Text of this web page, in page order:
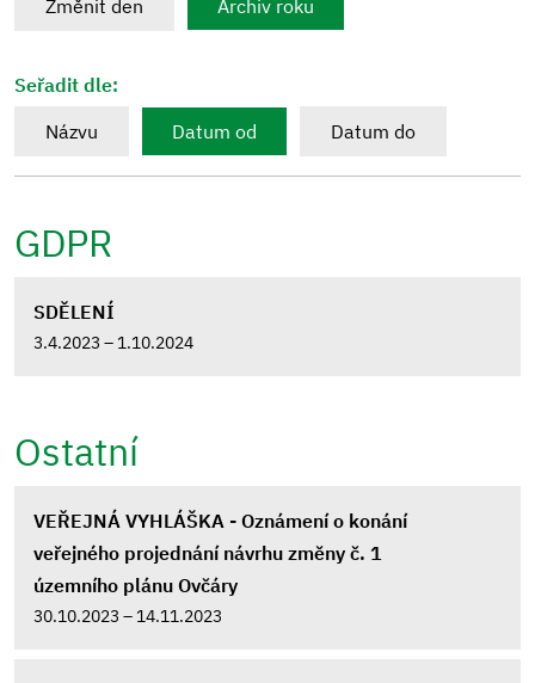
Změnit den
Archiv roku
Seřadit dle:
Názvu
Datum od Datum do
GDPR
SDĚLENÍ
3.4.2023 – 1.10.2024
Ostatní
VEŘEJNÁ VYHLÁŠKA - Oznámení o konání
veřejného projednání návrhu změny č. 1
územního plánu Ovčáry
30.10.2023 – 14.11.2023